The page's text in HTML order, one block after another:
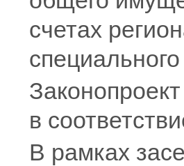
счетах
в
В рамках